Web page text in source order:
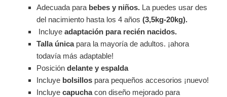
Adecuada para bebes y niños. La puedes usar des
del nacimiento hasta los 4 años (3,5kg-20kg).
Incluyeadaptación para recién nacidos.
Talla únicapara la mayoría de adultos. ¡ahora
todavía más adaptable!
Posición delante y espalda
Incluye bolsillospara pequeños accesorios ¡nuevo!
Incluye capuchacon diseño mejorado para